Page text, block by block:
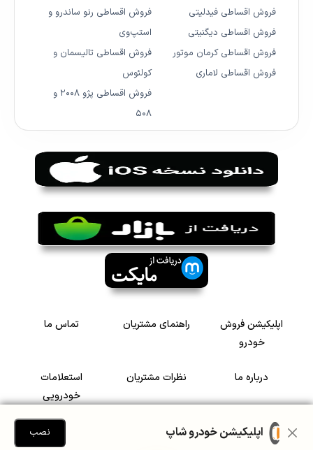
فروش اقساطی فیدلیتی
فروش اقساطی دیگنیتی
فروش اقساطی کرمان موتور
فروش اقساطی لاماری
فروش اقساطی رنو ساندرو و
استپ‌وی
فروش اقساطی تالیسمان و
کولئوس
فروش اقساطی پژو ۲۰۰۸ و
۵۰۸
اپلیکیشن فروش
خودرو
راهنمای مشتریان تماس ما
درباره ما نظرات مشتریان
استعلامات
خودرویی
سرمایه گذاری در
رضایت مشتریاناپلیکیشن خودرو شاپ نصب